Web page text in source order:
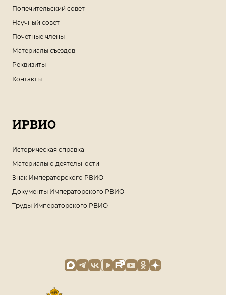
Попечительский совет
Научный совет
Почетные члены
Материалы съездов
Реквизиты
Контакты
ИРВИО
Историческая справка
Материалы о деятельности
Знак Императорского РВИО
Документы Императорского РВИО
Труды Императорского РВИО